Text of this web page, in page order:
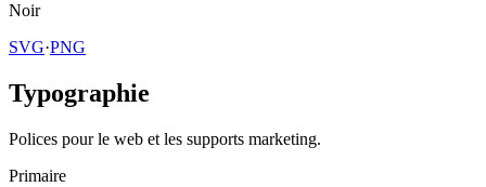
Noir
SVG·PNG
Typographie
Polices pour le web et les supports marketing.
Primaire